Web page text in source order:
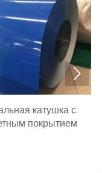
катушка с
покрытием
